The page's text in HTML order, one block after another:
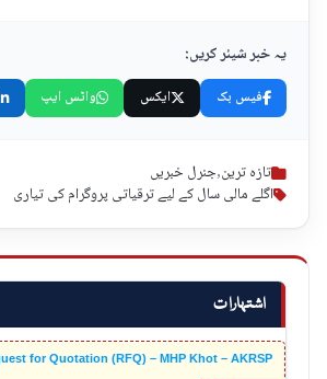
اشتہارات
for Quotation (RFQ) – MHP Khot – AKRSP
یہ خبر شیئر کریں:
فیس بک ایکس واٹس ایپ
تازہ ترین,جنرل خبریں
اگلے مالی سال کے لیے ترقیاتی پروگرام کی تیاری